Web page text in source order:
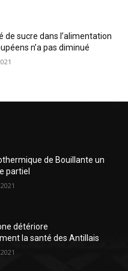
de sucre dans l’alimentation
n’a pas diminué
de Bouillante un
partiel
détériore
la santé des Antillais